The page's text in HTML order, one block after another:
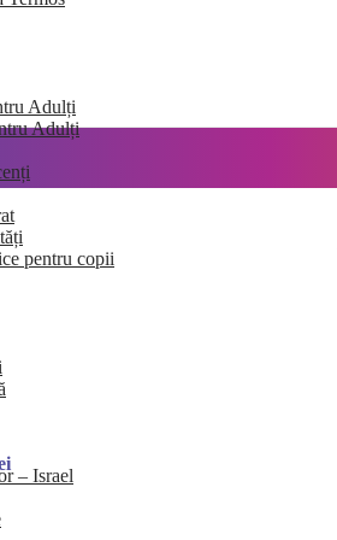
Adulți
Adulți
pentru copii
– Israel